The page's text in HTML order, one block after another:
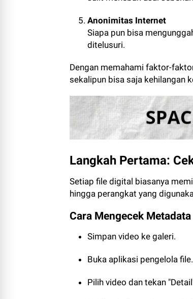
Anonimitas Internet
Siapa pun bisa
ditelusuri.
Dengan memahami faktor-
sekalipun bisa saja kehilangan
Langkah Pertama:
Setiap file digital biasanya
hingga perangkat yang
Cara Mengecek
Simpan video ke galeri.
Buka aplikasi pengelola file.
Pilih video dan tekan